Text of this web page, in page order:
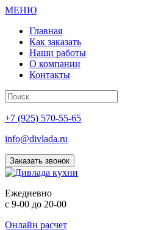
МЕНЮ
Главная
Как заказать
Наши работы
О компании
Контакты
+7 (925) 570-55-65
info@divlada.ru
Заказать звонок
Ежедневно
с 9-00 до 20-00
Онлайн расчет